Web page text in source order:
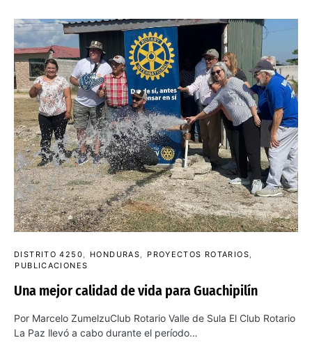
DISTRITO 4250 HONDURAS
PROYECTOS ROTARIOS
PUBLICACIONES
Una mejor calidad de vida para Guachipilín
Por Marcelo ZumelzuClub Rotario Valle de Sula El Club Rotario
La Paz llevó a cabo durante el período…